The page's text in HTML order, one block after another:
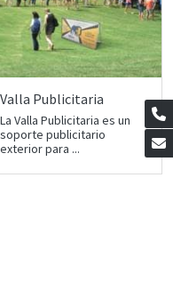
Valla Publicitaria
La Valla Publicitaria es un
soporte publicitario
exterior para ...